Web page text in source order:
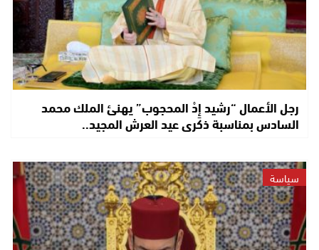
رجل الأعمال “رشيد إِدْ المحجوب” يهنئ الملك محمد
السادس بمناسبة ذكرى عيد العرش المجيد..
سياسة